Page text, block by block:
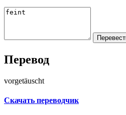
Перевод
vorgetäuscht
Скачать переводчик